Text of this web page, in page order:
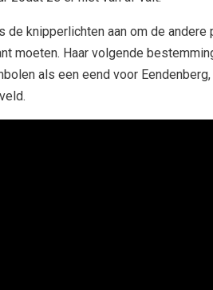
knipperlichten aan om de andere
moeten. Haar volgende
als een eend voor